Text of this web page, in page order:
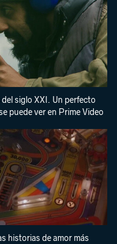
siglo XXI. Un perfecto
puede ver en Prime Video
historias de amor más